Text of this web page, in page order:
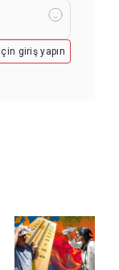
giriş yapın